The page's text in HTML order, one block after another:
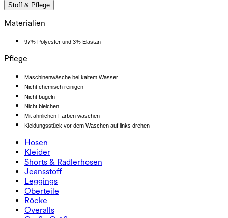
Stoff & Pflege
Materialien
97% Polyester und 3% Elastan
Pflege
Maschinenwäsche bei kaltem Wasser
Nicht chemisch reinigen
Nicht bügeln
Nicht bleichen
Mit ähnlichen Farben waschen
Kleidungsstück vor dem Waschen auf links drehen
Hosen
Hosen
Jogginghosen
Arbeitshosen
Weite Hosen
Kleider
Kleider
Sportkleider
Midi- & Maxikleider
Minikleider
Shorts & Radlerhosen
Shorts & Radlerhosen
Radlerhose
Jeansshorts
2.5" Shorts
Jeansstoff
Jeansstoff
Jeans-Leggings
Jeans mit weitem Bein
Jeansshorts
Jeansröcke
Leggings
Leggings
Jeans-Leggings
Po-liftende Leggings
Yoga-Leggings
Oberteile
Oberteile
Sport-BHs
T-Shirts
Röcke
Röcke
Sport-Röcke
Overalls
Overalls